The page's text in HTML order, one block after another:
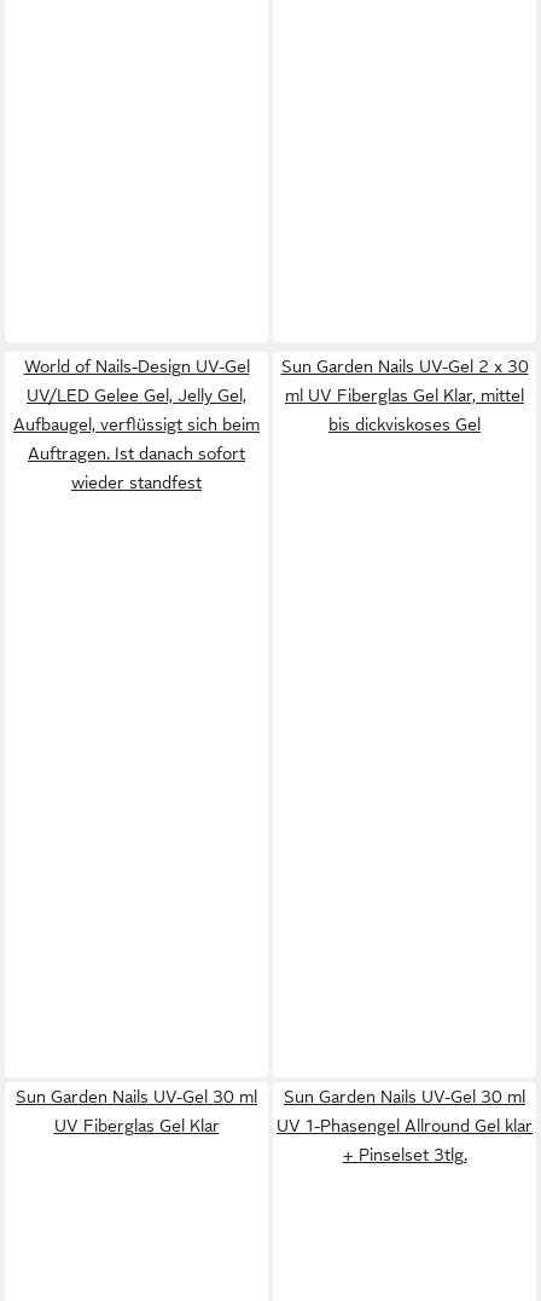
World of Nails-Design UV-Gel
UV/LED Gelee Gel, Jelly Gel,
Aufbaugel, verflüssigt sich beim
Auftragen. Ist danach sofort
wieder standfest
Sun Garden Nails UV-Gel 2 x 30
ml UV Fiberglas Gel Klar, mittel
bis dickviskoses Gel
Sun Garden Nails UV-Gel 30 ml
UV Fiberglas Gel Klar
Sun Garden Nails UV-Gel 30 ml
UV 1-Phasengel Allround Gel klar
+ Pinselset 3tlg.